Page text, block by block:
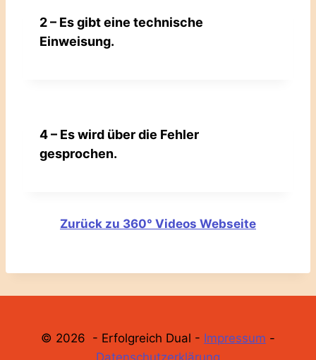
2 – Es gibt eine technische
Einweisung.
4 – Es wird über die Fehler
gesprochen.
Zurück zu 360° Videos Webseite
© 2026 - Erfolgreich Dual - Impressum -
Datenschutzerklärung